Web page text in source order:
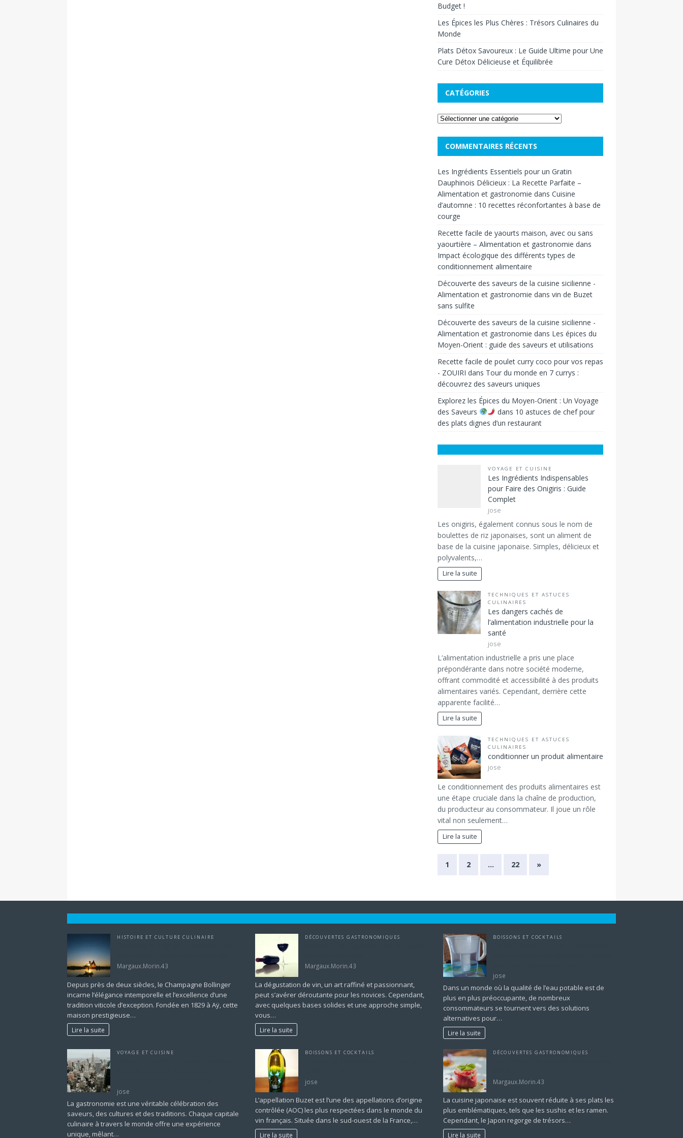
Budget !
Les Épices les Plus Chères : Trésors Culinaires du
Monde
Plats Détox Savoureux : Le Guide Ultime pour Une
Cure Détox Délicieuse et Équilibrée
CATÉGORIES
COMMENTAIRES RÉCENTS
Les Ingrédients Essentiels pour un Gratin
Dauphinois Délicieux : La Recette Parfaite –
Alimentation et gastronomie dans Cuisine
d’automne : 10 recettes réconfortantes à base de
courge
Recette facile de yaourts maison, avec ou sans
yaourtière – Alimentation et gastronomie dans
Impact écologique des différents types de
conditionnement alimentaire
Découverte des saveurs de la cuisine sicilienne -
Alimentation et gastronomie dans vin de Buzet
sans sulfite
Découverte des saveurs de la cuisine sicilienne -
Alimentation et gastronomie dans Les épices du
Moyen-Orient : guide des saveurs et utilisations
Recette facile de poulet curry coco pour vos repas
- ZOUIRI dans Tour du monde en 7 currys :
découvrez des saveurs uniques
Explorez les Épices du Moyen-Orient : Un Voyage
des Saveurs
dans 10 astuces de chef pour
des plats dignes d’un restaurant
VOYAGE ET CUISINE
Les Ingrédients Indispensables
pour Faire des Onigiris : Guide
Complet
jose
Les onigiris, également connus sous le nom de
boulettes de riz japonaises, sont un aliment de
base de la cuisine japonaise. Simples, délicieux et
polyvalents,…
Lire la suite
TECHNIQUES ET ASTUCES
CULINAIRES
Les dangers cachés de
l’alimentation industrielle pour la
santé
jose
L’alimentation industrielle a pris une place
prépondérante dans notre société moderne,
offrant commodité et accessibilité à des produits
alimentaires variés. Cependant, derrière cette
apparente facilité…
Lire la suite
TECHNIQUES ET ASTUCES
CULINAIRES
conditionner un produit alimentaire
jose
Le conditionnement des produits alimentaires est
une étape cruciale dans la chaîne de production,
du producteur au consommateur. Il joue un rôle
vital non seulement…
Lire la suite
1 2 … 22 »
HISTOIRE ET CULTURE CULINAIRE
Margaux.Morin.43
Depuis près de deux siècles, le Champagne Bollinger
incarne l’élégance intemporelle et l’excellence d’une
tradition viticole d’exception. Fondée en 1829 à Aÿ, cette
maison prestigieuse…
Lire la suite
DÉCOUVERTES GASTRONOMIQUES
Margaux.Morin.43
La dégustation de vin, un art raffiné et passionnant,
peut s’avérer déroutante pour les novices. Cependant,
avec quelques bases solides et une approche simple,
vous…
Lire la suite
BOISSONS ET COCKTAILS
jose
Dans un monde où la qualité de l’eau potable est de
plus en plus préoccupante, de nombreux
consommateurs se tournent vers des solutions
alternatives pour…
Lire la suite
VOYAGE ET CUISINE
jose
La gastronomie est une véritable célébration des
saveurs, des cultures et des traditions. Chaque capitale
culinaire à travers le monde offre une expérience
unique, mêlant…
BOISSONS ET COCKTAILS
jose
L’appellation Buzet est l’une des appellations d’origine
contrôlée (AOC) les plus respectées dans le monde du
vin français. Située dans le sud-ouest de la France,…
Lire la suite
DÉCOUVERTES GASTRONOMIQUES
Margaux.Morin.43
La cuisine japonaise est souvent réduite à ses plats les
plus emblématiques, tels que les sushis et les ramen.
Cependant, le Japon regorge de trésors…
Lire la suite